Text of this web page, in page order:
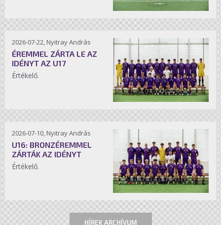
2026-07-22, Nyitray András
ÉREMMEL ZÁRTA LE AZ
IDÉNYT AZ U17
Értékelő.
2026-07-10, Nyitray András
U16: BRONZÉREMMEL
ZÁRTÁK AZ IDÉNYT
Értékelő.
HÍREK ARCHÍVUM